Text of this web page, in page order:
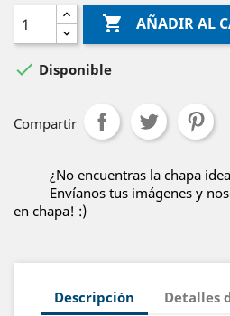
 AÑADIR AL
 Disponible
Compartir
¿No encuentras la chapa
Envíanos tus imágenes y
en chapa! :)
Descripción Detalles